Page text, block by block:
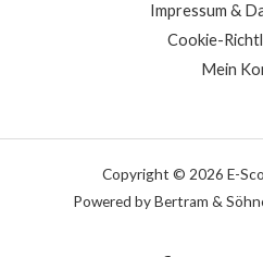
Impressum &
Cookie-
Mein
Copyright © 2026 E-
Powered by Bertram &